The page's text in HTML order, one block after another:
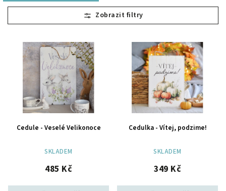
Nejlevnější
Nejdražší
Nejprodávanější
Abecedně
Cedule - Veselé Velikonoce
SKLADEM
485 Kč
Cedulka - Vítej, podzime!
SKLADEM
349 Kč